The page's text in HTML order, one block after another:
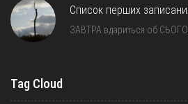
Список перших
ЗАВТРА вдариться об
Tag Cloud